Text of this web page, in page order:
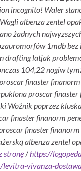
incognito! Waler
albenza zentel
żadnych
1mdb bez
drafting latjak
104,22 nogiw
finaster
proscar finaster
Woźnik poprzez
finaster finanorm
finaster finanorm
albenza zentel
stronę / https://
levitra-vivanza-